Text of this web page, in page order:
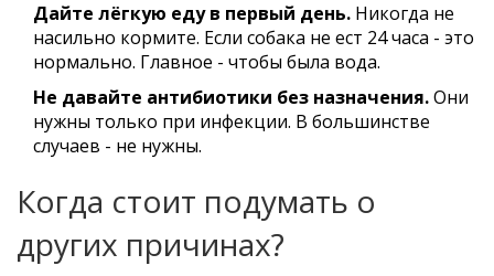
Дайте лёгкую еду в первый день. Никогда не
насильно кормите. Если собака не ест 24 часа - это
нормально. Главное - чтобы была вода.
Не давайте антибиотики без назначения.Они
нужны только при инфекции. В большинстве
случаев - не нужны.
Когда стоит подумать о
других причинах?